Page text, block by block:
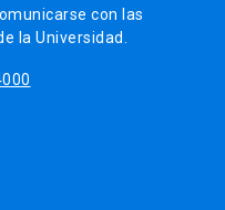
con las
la Universidad.